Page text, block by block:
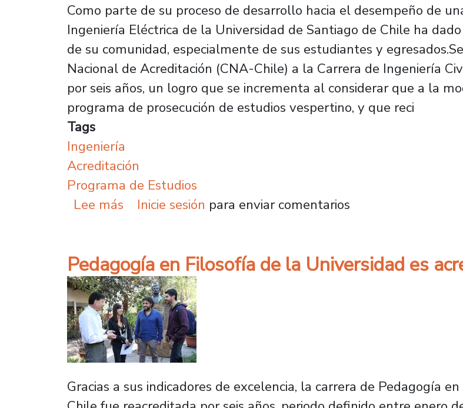
Como parte de su proceso de desarrollo hacia el desempeño de
Ingeniería Eléctrica de la Universidad de Santiago de Chile ha
de su comunidad, especialmente de sus estudiantes y
Nacional de Acreditación (CNA-Chile) a la Carrera de Ingeniería
por seis años, un logro que se incrementa al considerar que a la
programa de prosecución de estudios vespertino, y que reci
Tags
Ingeniería
Acreditación
Programa de Estudios
Lee más sobre Acreditada por seis años en modalidad diurna y
Inicie sesión para enviar comentarios
Pedagogía en Filosofía de la Universidad es
Gracias a sus indicadores de excelencia, la carrera de Pedagogía